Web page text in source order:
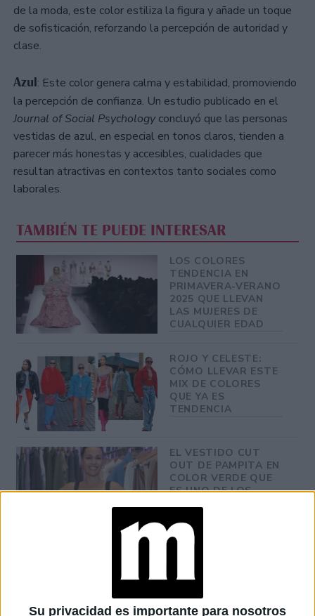
Su privacidad es importante para nosotros
de la moda, este color estiliza la figura y añade un toque
de sofisticación, reforzando la percepción de autoridad y
clase.
Azul: Este color genera calma y estabilidad, promoviendo
la percepción de confianza. Un estudio publicado en el
Journal of Social Psychologyconcluyó que las personas
vestidas de azul, en especial en tonos claros, tienden a
parecer más honestas y accesibles, cualidades que
resultan atractivas en contextos tanto sociales como
laborales.
TAMBIÉN TE PUEDE INTERESAR
LOS COLORES
TENDENCIA EN
PRIMAVERA-VERANO
2025 QUE LLEVAN
LAS MUJERES DE
CUALQUIER EDAD
ROJO Y CELESTE:
CÓMO LLEVAR ESTE
MIX DE COLORES
QUE YA ES
TENDENCIA
EL VESTIDO CUT
OUT DE PAMPITA EN
COLOR VERDE QUE
ES UNO DE LOS
VERANO 2024
CÓMO USAR JEANS
BRILLANTES ESTE